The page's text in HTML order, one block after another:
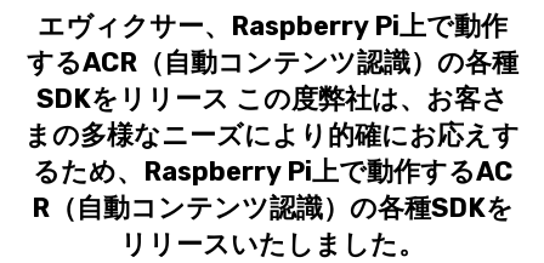
エヴィクサー、Raspberry Pi上で動作
するACR（自動コンテンツ認識）の各種
SDKをリリース この度弊社は、お客さ
まの多様なニーズにより的確にお応えす
るため、Raspberry Pi上で動作するAC
R（自動コンテンツ認識）の各種SDKを
リリースいたしました。